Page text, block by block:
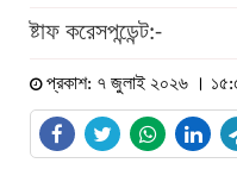
ষ্টাফ করেসপন্ডেন্ট:-
প্রকাশ: ৭ জুলাই ২০২৬ ।